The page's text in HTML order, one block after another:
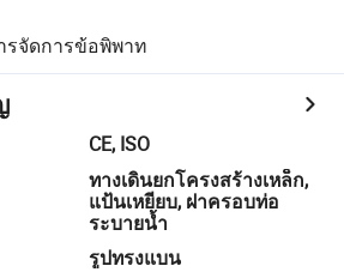
รจัดการข้อพิพาท
CE, ISO
ทางเดินยกโครงสร้างเหล็ก,
แป้นเหยียบ, ฝาครอบท่อ
ระบายน้ำ
รูปทรงแบน